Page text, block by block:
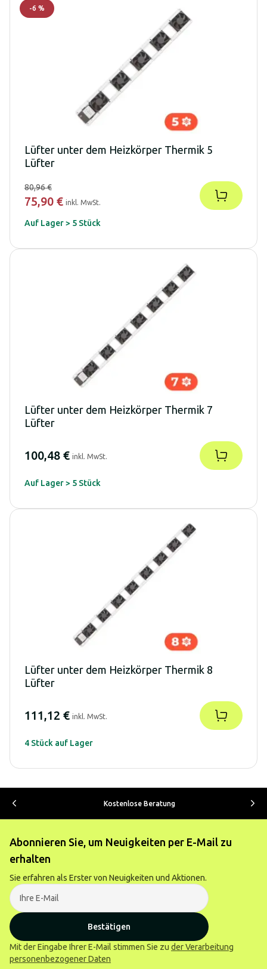
-6 %
Lüfter unter dem Heizkörper Thermik 5
Lüfter
80,96 €
75,90 € inkl. MwSt.
Auf Lager > 5 Stück
Lüfter unter dem Heizkörper Thermik 7
Lüfter
100,48 € inkl. MwSt.
Auf Lager > 5 Stück
Lüfter unter dem Heizkörper Thermik 8
Lüfter
111,12 € inkl. MwSt.
4 Stück auf Lager
Kostenlose Beratung
Abonnieren Sie, um Neuigkeiten per E-Mail zu
erhalten
Sie erfahren als Erster von Neuigkeiten und Aktionen.
Bestätigen
Mit der Eingabe Ihrer E-Mail stimmen Sie zu der Verarbeitung
personenbezogener Daten